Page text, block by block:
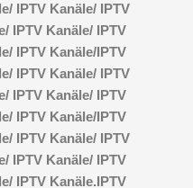
IPTV Kanäle/
IPTV
IPTV Kanäle/
IPTV
IPTV Kanäle/ IPTV
IPTV Kanäle/
IPTV
IPTV Kanäle/
IPTV
IPTV Kanäle/ IPTV
IPTV Kanäle/
IPTV
IPTV Kanäle/
IPTV
IPTV Kanäle. IPTV